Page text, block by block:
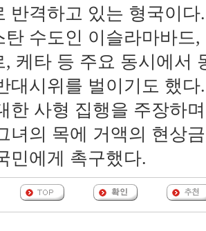
반격하고 있는 형국이
탄 수도인 이슬라마바드
, 케타 등 주요 동시에서
대시위를 벌이기도 했
한 사형 집행을 주장하
녀의 목에 거액의 현상
민에게 촉구했다.